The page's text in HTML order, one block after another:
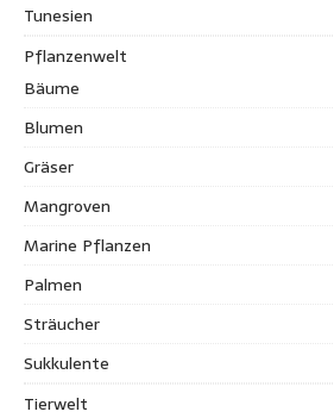
Tunesien
Pflanzenwelt
Bäume
Blumen
Gräser
Mangroven
Marine Pflanzen
Palmen
Sträucher
Sukkulente
Tierwelt